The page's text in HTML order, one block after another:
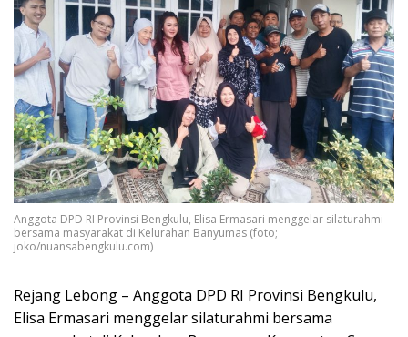
Anggota DPD RI Provinsi Bengkulu, Elisa Ermasari menggelar silaturahmi
bersama masyarakat di Kelurahan Banyumas (foto;
joko/nuansabengkulu.com)
Rejang Lebong – Anggota DPD RI Provinsi Bengkulu,
Elisa Ermasari menggelar silaturahmi bersama